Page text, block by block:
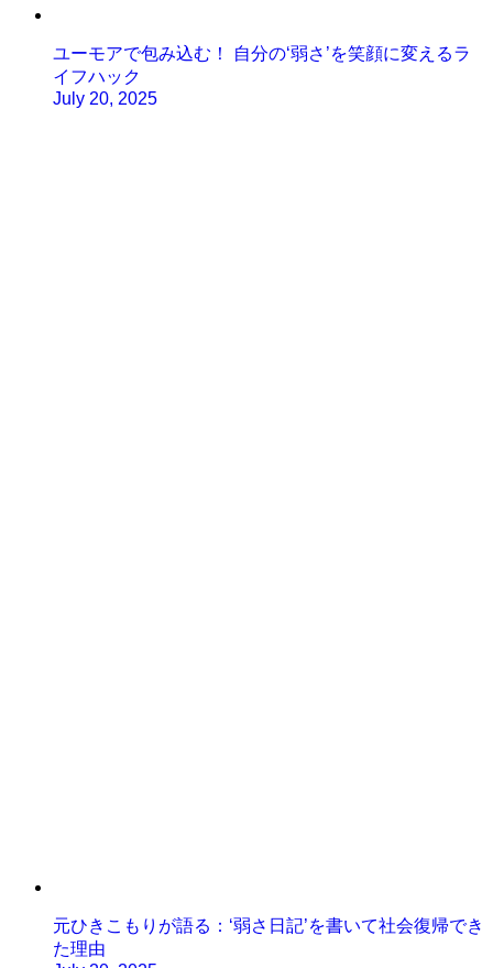
ユーモアで包み込む！ 自分の‘弱さ’を笑顔に変えるラ
イフハック
July 20, 2025
元ひきこもりが語る：‘弱さ日記’を書いて社会復帰でき
た理由